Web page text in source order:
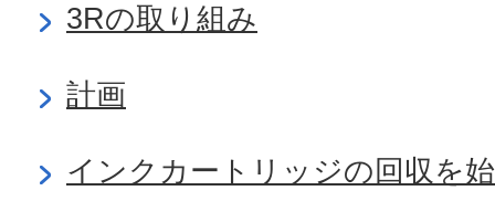
3Rの取り組み
計画
インクカートリッジの回収を